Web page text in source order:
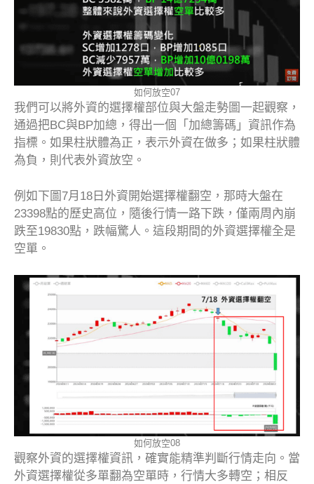
如何放空07
我們可以將外資的選擇權部位與大盤走勢圖一起觀察，
通過把BC與BP加總，得出一個「加總籌碼」資訊作為
指標。如果柱狀體為正，表示外資在做多；如果柱狀體
為負，則代表外資放空。
例如下圖7月18日外資開始選擇權翻空，那時大盤在
23398點的歷史高位，隨後行情一路下跌，僅兩周內崩
跌至19830點，跌幅驚人。這段期間的外資選擇權全是
空單。
如何放空08
觀察外資的選擇權資訊，確實能精準判斷行情走向。當
外資選擇權從多單翻為空單時，行情大多轉空；相反